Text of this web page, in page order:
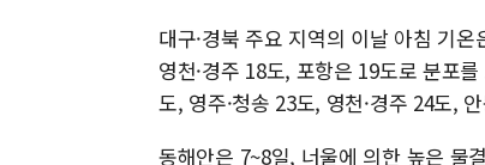
대구·경북 주요 지역의 이날 아침 기
영천·경주 18도, 포항은 19도로 분포
도, 영주·청송 23도, 영천·경주 24도,
동해안은 7~8일, 너울에 의한 높은 물